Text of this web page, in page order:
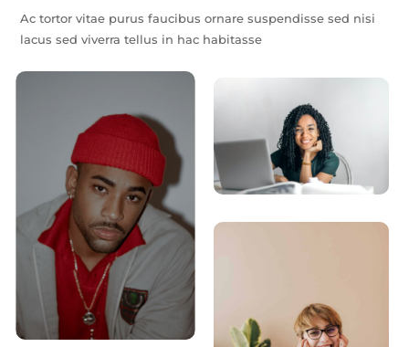
Ac tortor vitae purus faucibus ornare suspendisse sed nisi
lacus sed viverra tellus in hac habitasse